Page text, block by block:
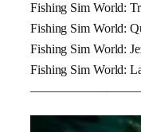
Fishing Sim World:
Fishing Sim World:
Fishing Sim World:
Fishing Sim World: